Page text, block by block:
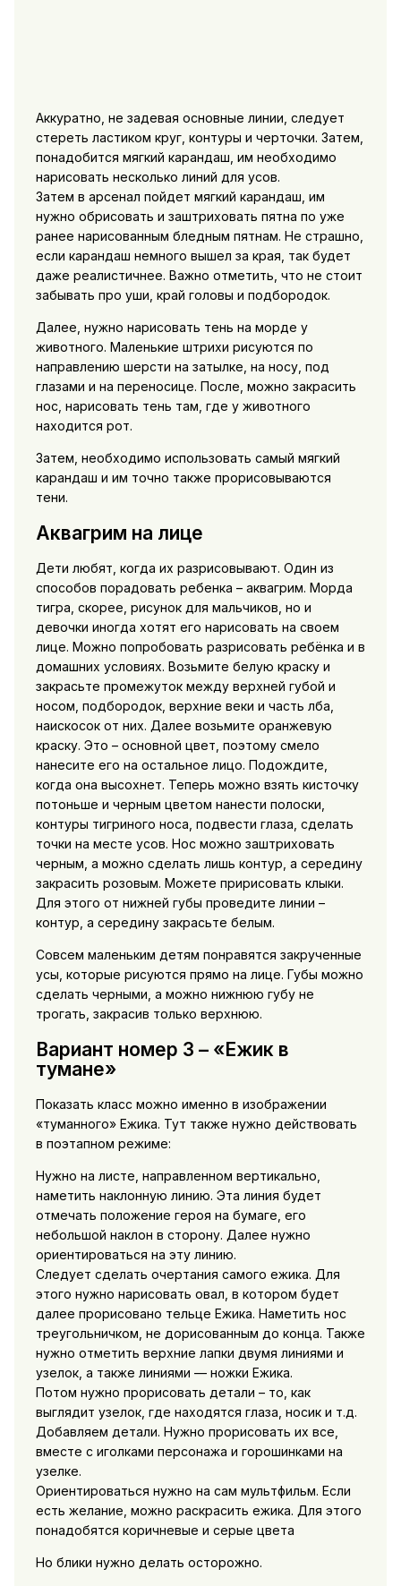
Аккуратно, не задевая основные линии, следует
стереть ластиком круг, контуры и черточки. Затем,
понадобится мягкий карандаш, им необходимо
нарисовать несколько линий для усов.
Затем в арсенал пойдет мягкий карандаш, им
нужно обрисовать и заштриховать пятна по уже
ранее нарисованным бледным пятнам. Не страшно,
если карандаш немного вышел за края, так будет
даже реалистичнее. Важно отметить, что не стоит
забывать про уши, край головы и подбородок.
Далее, нужно нарисовать тень на морде у
животного. Маленькие штрихи рисуются по
направлению шерсти на затылке, на носу, под
глазами и на переносице. После, можно закрасить
нос, нарисовать тень там, где у животного
находится рот.
Затем, необходимо использовать самый мягкий
карандаш и им точно также прорисовываются
тени.
Аквагрим на лице
Дети любят, когда их разрисовывают. Один из
способов порадовать ребенка – аквагрим. Морда
тигра, скорее, рисунок для мальчиков, но и
девочки иногда хотят его нарисовать на своем
лице. Можно попробовать разрисовать ребёнка и в
домашних условиях. Возьмите белую краску и
закрасьте промежуток между верхней губой и
носом, подбородок, верхние веки и часть лба,
наискосок от них. Далее возьмите оранжевую
краску. Это – основной цвет, поэтому смело
нанесите его на остальное лицо. Подождите,
когда она высохнет. Теперь можно взять кисточку
потоньше и черным цветом нанести полоски,
контуры тигриного носа, подвести глаза, сделать
точки на месте усов. Нос можно заштриховать
черным, а можно сделать лишь контур, а середину
закрасить розовым. Можете пририсовать клыки.
Для этого от нижней губы проведите линии –
контур, а середину закрасьте белым.
Совсем маленьким детям понравятся закрученные
усы, которые рисуются прямо на лице. Губы можно
сделать черными, а можно нижнюю губу не
трогать, закрасив только верхнюю.
Вариант номер 3 – «Ежик в
тумане»
Показать класс можно именно в изображении
«туманного» Ежика. Тут также нужно действовать
в поэтапном режиме:
Нужно на листе, направленном вертикально,
наметить наклонную линию. Эта линия будет
отмечать положение героя на бумаге, его
небольшой наклон в сторону. Далее нужно
ориентироваться на эту линию.
Следует сделать очертания самого ежика. Для
этого нужно нарисовать овал, в котором будет
далее прорисовано тельце Ежика. Наметить нос
треугольничком, не дорисованным до конца. Также
нужно отметить верхние лапки двумя линиями и
узелок, а также линиями — ножки Ежика.
Потом нужно прорисовать детали – то, как
выглядит узелок, где находятся глаза, носик и т.д.
Добавляем детали. Нужно прорисовать их все,
вместе с иголками персонажа и горошинками на
узелке.
Ориентироваться нужно на сам мультфильм. Если
есть желание, можно раскрасить ежика. Для этого
понадобятся коричневые и серые цвета
Но блики нужно делать осторожно.